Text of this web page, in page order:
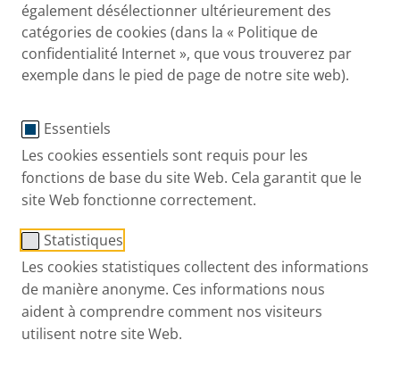
également désélectionner ultérieurement des
catégories de cookies (dans la « Politique de
confidentialité Internet », que vous trouverez par
exemple dans le pied de page de notre site web).
Essentiels
Les cookies essentiels sont requis pour les
fonctions de base du site Web. Cela garantit que le
site Web fonctionne correctement.
Statistiques
Les cookies statistiques collectent des informations
de manière anonyme. Ces informations nous
aident à comprendre comment nos visiteurs
utilisent notre site Web.
Système de nettoyage
VELOXcare
No de commande: 55G6100
Accueil
Nos produits Accessories and
01 56 83 85 00
Contactez-nous